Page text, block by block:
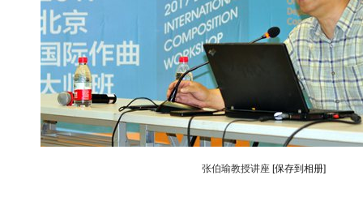
张伯瑜教授讲座 [保存到相册]
动物系恋人啊 | 钟欣潼体验爱情哲学